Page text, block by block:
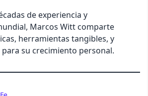
de experiencia y
Marcos Witt comparte
herramientas tangibles, y
su crecimiento personal.
Cancel